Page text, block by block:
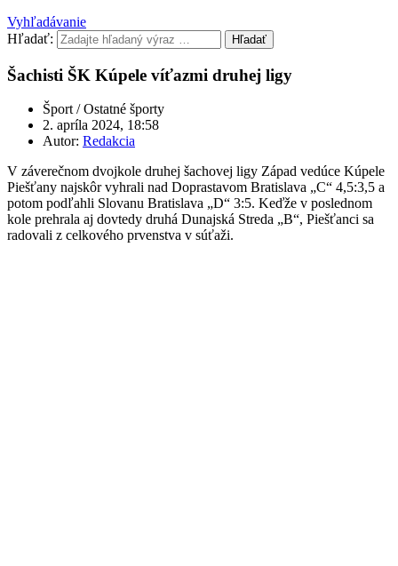
Vyhľadávanie
Hľadať:
Hľadať
Šachisti ŠK Kúpele víťazmi druhej ligy
Šport / Ostatné športy
2. apríla 2024, 18:58
Autor: Redakcia
V záverečnom dvojkole druhej šachovej ligy Západ vedúce Kúpele
Piešťany najskôr vyhrali nad Doprastavom Bratislava „C“ 4,5:3,5 a
potom podľahli Slovanu Bratislava „D“ 3:5. Keďže v poslednom
kole prehrala aj dovtedy druhá Dunajská Streda „B“, Piešťanci sa
radovali z celkového prvenstva v súťaži.